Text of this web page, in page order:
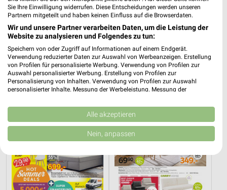
12,1 km
Wohnen Spezial
Gültig bis Fr. 14.08.
12,1 km
Dieter Knoll
Gültig bis Fr. 14.08.
Opti Wohnwelt XXXLutz
Sie Ihre Einwilligung widerrufen. Diese Entscheidungen werden unseren
Partnern mitgeteilt und haben keinen Einfluss auf die Browserdaten.
Wir und unsere Partner verarbeiten Daten, um die Leistung der
Website zu analysieren und Folgendes zu tun:
Speichern von oder Zugriff auf Informationen auf einem Endgerät.
Verwendung reduzierter Daten zur Auswahl von Werbeanzeigen. Erstellung
von Profilen für personalisierte Werbung. Verwendung von Profilen zur
Auswahl personalisierter Werbung. Erstellung von Profilen zur
Personalisierung von Inhalten. Verwendung von Profilen zur Auswahl
personalisierter Inhalte. Messung der Werbeleistung. Messung der
Kombinationen von Daten aus verschiedenen Quellen. Entwicklung und
Verbesserung der Angebote. Verwendung reduzierter Daten zur Auswahl
von Inhalten.
Daten können außerhalb der Europäischen Union weitergegeben und in die
USA gesendet werden.
Website/App.
Partnerliste anzeigen (1 IAB-Anbieter)
Wir nutzen Ihre Daten für folgende Zwecke:
Alle akzeptieren
Nein, anpassen